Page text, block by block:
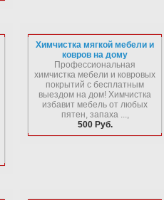
Химчистка мягкой мебели и
ковров на дому
Профессиональная
химчистка мебели и ковровых
покрытий с бесплатным
выездом на дом! Химчистка
избавит мебель от любых
пятен, запаха ...,
500 Руб.